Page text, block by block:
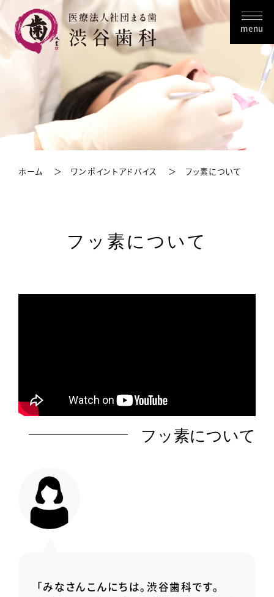
ホーム ワンポイントアドバイス フッ素について
フッ素について
フッ素について
「みなさんこんにちは。渋谷歯科です。
menu